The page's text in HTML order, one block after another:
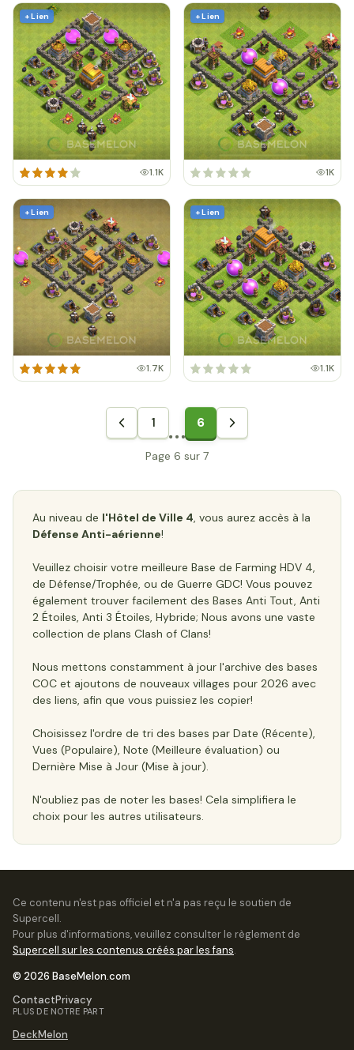
+ Lien
1.1K
+ Lien
1K
+ Lien
1.7K
+ Lien
1.1K
1 6
Page 6 sur 7
Au niveau de l'Hôtel de Ville 4, vous aurez accès à la
Défense Anti-aérienne!
Veuillez choisir votre meilleure Base de Farming HDV 4,
de Défense/Trophée, ou de Guerre GDC! Vous pouvez
également trouver facilement des Bases Anti Tout, Anti
2 Étoiles, Anti 3 Étoiles, Hybride; Nous avons une vaste
collection de plans Clash of Clans!
Nous mettons constamment à jour l'archive des bases
COC et ajoutons de nouveaux villages pour 2026 avec
des liens, afin que vous puissiez les copier!
Choisissez l'ordre de tri des bases par Date (Récente),
Vues (Populaire), Note (Meilleure évaluation) ou
Dernière Mise à Jour (Mise à jour).
N'oubliez pas de noter les bases! Cela simplifiera le
choix pour les autres utilisateurs.
Ce contenu n'est pas officiel et n'a pas reçu le soutien de
Supercell.
Pour plus d'informations, veuillez consulter le règlement de
Supercell sur les contenus créés par les fans.
© 2026 BaseMelon.com
ContactPrivacy
PLUS DE NOTRE PART
DeckMelon